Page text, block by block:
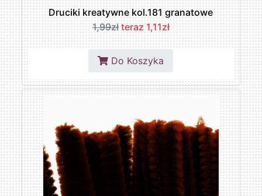
Druciki kreatywne kol.181 granatowe
1,99zł teraz 1,11zł
Do Koszyka